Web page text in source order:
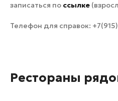
записаться по ссылке
Телефон для справок:
Рестораны